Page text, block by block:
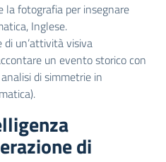
la fotografia per insegnare
Inglese.
di un’attività visiva
un evento storico con
di simmetrie in
di